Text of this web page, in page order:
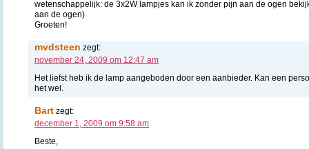
wetenschappelijk: de 3x2W lampjes kan ik zonder pijn aan de ogen
aan de ogen)
Groeten!
mvdsteen zegt:
november 24, 2009 om 12:47 am
Het liefst heb ik de lamp aangeboden door een aanbieder. Kan een
het wel.
Bart zegt:
december 1, 2009 om 9:58 am
Beste,